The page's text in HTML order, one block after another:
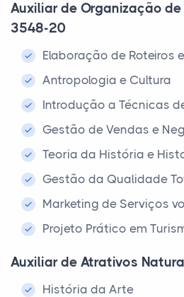
Auxiliar de Organização de
3548-20
Elaboração de Roteiros
Antropologia e Cultura
Introdução a Técnicas
Gestão de Vendas e
Teoria da História e
Gestão da Qualidade
Marketing de Serviços
Projeto Prático em
Auxiliar de Atrativos
História da Arte